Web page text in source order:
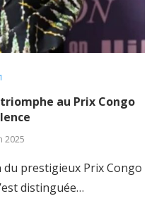
1
au Prix Congo
2025
prestigieux Prix Congo
distinguée…